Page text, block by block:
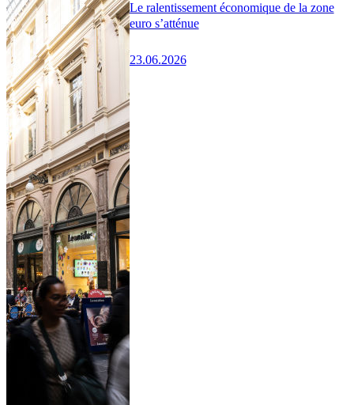
Le ralentissement économique de la zone
euro s’atténue
23.06.2026